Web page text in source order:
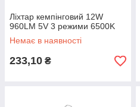
Ліхтар кемпінговий 12W
960LM 5V 3 режими 6500K
Немає в наявності
233,10 ₴